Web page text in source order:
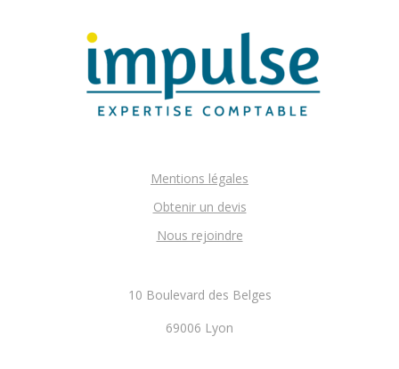
Mentions légales
Obtenir un devis
Nous rejoindre
10 Boulevard des Belges
69006 Lyon